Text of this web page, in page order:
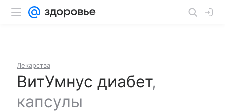
Лекарства
ВитУмнус диабет,
капсулы